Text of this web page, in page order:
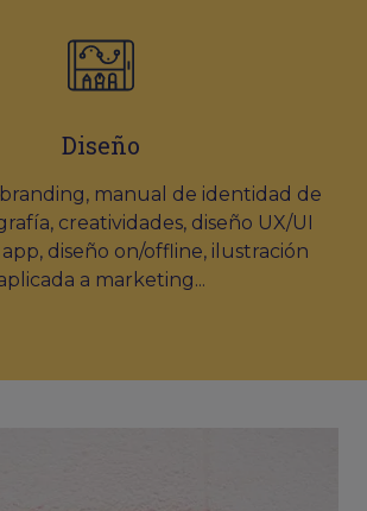
Diseño
manual de identidad de
creatividades, diseño UX/UI
diseño on/offline, ilustración
a marketing...